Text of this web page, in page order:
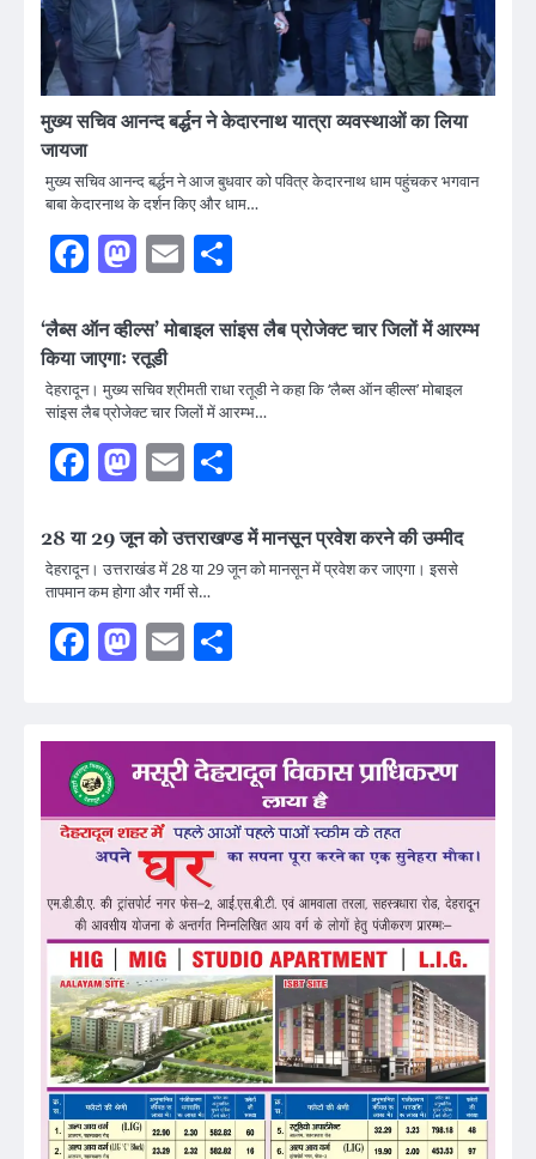
मुख्य सचिव आनन्द बर्द्धन ने केदारनाथ यात्रा व्यवस्थाओं का लिया
जायजा
मुख्य सचिव आनन्द बर्द्धन ने आज बुधवार को पवित्र केदारनाथ धाम पहुंचकर भगवान
बाबा केदारनाथ के दर्शन किए और धाम…
Facebook
Mastodon
Email
‘लैब्स ऑन व्हील्स’ मोबाइल सांइस लैब प्रोजेक्ट चार जिलों में आरम्भ
किया जाएगाः रतूडी
देहरादून। मुख्य सचिव श्रीमती राधा रतूडी ने कहा कि ‘लैब्स ऑन व्हील्स’ मोबाइल
सांइस लैब प्रोजेक्ट चार जिलों में आरम्भ…
Facebook
Mastodon
Email
28 या 29 जून को उत्तराखण्ड में मानसून प्रवेश करने की उम्मीद
देहरादून। उत्तराखंड में 28 या 29 जून को मानसून में प्रवेश कर जाएगा। इससे
तापमान कम होगा और गर्मी से…
Facebook
Mastodon
Email